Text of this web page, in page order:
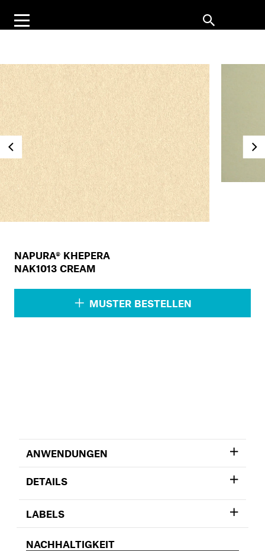
NAPURA® KHEPERA
NAK1013 CREAM
MUSTER BESTELLEN
ANWENDUNGEN
DETAILS
LABELS
NACHHALTIGKEIT